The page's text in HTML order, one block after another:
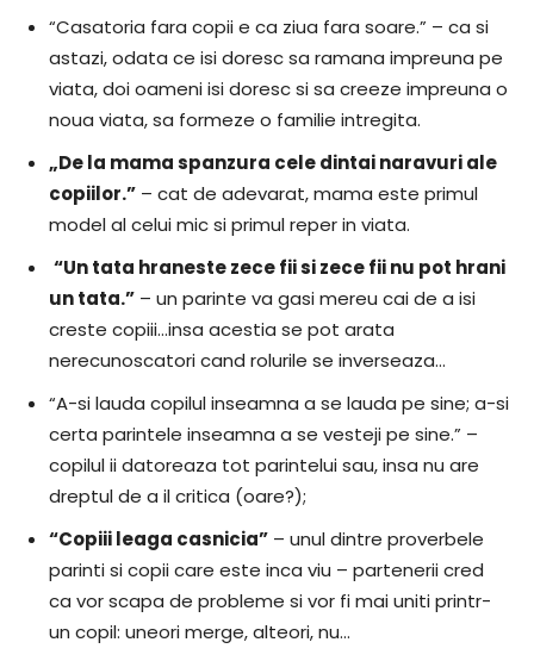
“Casatoria fara copii e ca ziua fara soare.” – ca si
astazi, odata ce isi doresc sa ramana impreuna pe
viata, doi oameni isi doresc si sa creeze impreuna o
noua viata, sa formeze o familie intregita.
„De la mama spanzura cele dintai naravuri ale
copiilor.” – cat de adevarat, mama este primul
model al celui mic si primul reper in viata.
“Un tata hraneste zece fii si zece fii nu pot hrani
un tata.” – un parinte va gasi mereu cai de a isi
creste copiii…insa acestia se pot arata
nerecunoscatori cand rolurile se inverseaza…
“A-si lauda copilul inseamna a se lauda pe sine; a-si
certa parintele inseamna a se vesteji pe sine.” –
copilul ii datoreaza tot parintelui sau, insa nu are
dreptul de a il critica (oare?);
“Copiii leaga casnicia” – unul dintre proverbele
parinti si copii care este inca viu – partenerii cred
ca vor scapa de probleme si vor fi mai uniti printr-
un copil: uneori merge, alteori, nu…